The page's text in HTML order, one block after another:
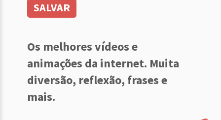
SALVAR
Os melhores vídeos e
animações da internet. Muita
diversão, reflexão, frases e
mais.